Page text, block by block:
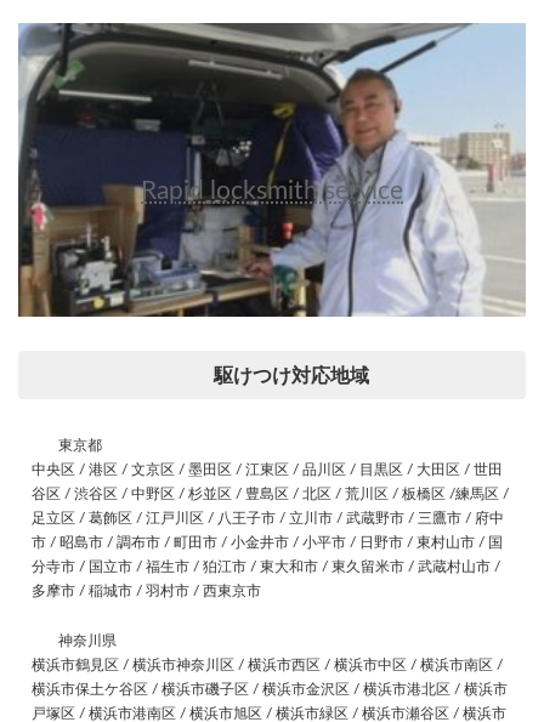
Rapid locksmith service
駆けつけ対応地域
東京都
中央区 / 港区 / 文京区 / 墨田区 / 江東区 / 品川区 / 目黒区 / 大田区 / 世田
谷区 / 渋谷区 / 中野区 / 杉並区 / 豊島区 / 北区 / 荒川区 / 板橋区 /練馬区 /
足立区 / 葛飾区 / 江戸川区 / 八王子市 / 立川市 / 武蔵野市 / 三鷹市 / 府中
市 / 昭島市 / 調布市 / 町田市 / 小金井市 / 小平市 / 日野市 / 東村山市 / 国
分寺市 / 国立市 / 福生市 / 狛江市 / 東大和市 / 東久留米市 / 武蔵村山市 /
多摩市 / 稲城市 / 羽村市 / 西東京市
神奈川県
横浜市鶴見区 / 横浜市神奈川区 / 横浜市西区 / 横浜市中区 / 横浜市南区 /
横浜市保土ケ谷区 / 横浜市磯子区 / 横浜市金沢区 / 横浜市港北区 / 横浜市
戸塚区 / 横浜市港南区 / 横浜市旭区 / 横浜市緑区 / 横浜市瀬谷区 / 横浜市